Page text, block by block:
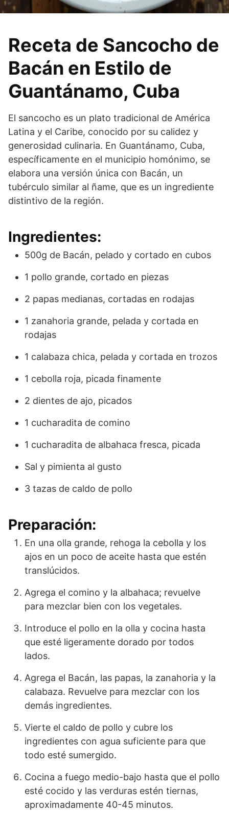
Receta de Sancocho de
Bacán en Estilo de
Guantánamo, Cuba
El sancocho es un plato tradicional de América
Latina y el Caribe, conocido por su calidez y
generosidad culinaria. En Guantánamo, Cuba,
específicamente en el municipio homónimo, se
elabora una versión única con Bacán, un
tubérculo similar al ñame, que es un ingrediente
distintivo de la región.
Ingredientes:
500g de Bacán, pelado y cortado en cubos
1 pollo grande, cortado en piezas
2 papas medianas, cortadas en rodajas
1 zanahoria grande, pelada y cortada en
rodajas
1 calabaza chica, pelada y cortada en trozos
1 cebolla roja, picada finamente
2 dientes de ajo, picados
1 cucharadita de comino
1 cucharadita de albahaca fresca, picada
Sal y pimienta al gusto
3 tazas de caldo de pollo
Preparación:
En una olla grande, rehoga la cebolla y los
ajos en un poco de aceite hasta que estén
translúcidos.
Agrega el comino y la albahaca; revuelve
para mezclar bien con los vegetales.
Introduce el pollo en la olla y cocina hasta
que esté ligeramente dorado por todos
lados.
Agrega el Bacán, las papas, la zanahoria y la
calabaza. Revuelve para mezclar con los
demás ingredientes.
Vierte el caldo de pollo y cubre los
ingredientes con agua suficiente para que
todo esté sumergido.
Cocina a fuego medio-bajo hasta que el pollo
esté cocido y las verduras estén tiernas,
aproximadamente 40-45 minutos.